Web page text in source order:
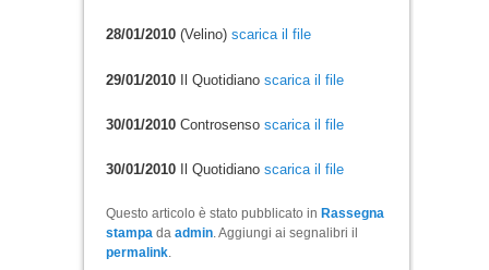
28/01/2010(Velino) scarica il file
29/01/2010 Il Quotidiano scarica il file
30/01/2010 Controsenso scarica il file
30/01/2010 Il Quotidiano scarica il file
Questo articolo è stato pubblicato in Rassegna
stampada admin. Aggiungi ai segnalibri il
permalink.